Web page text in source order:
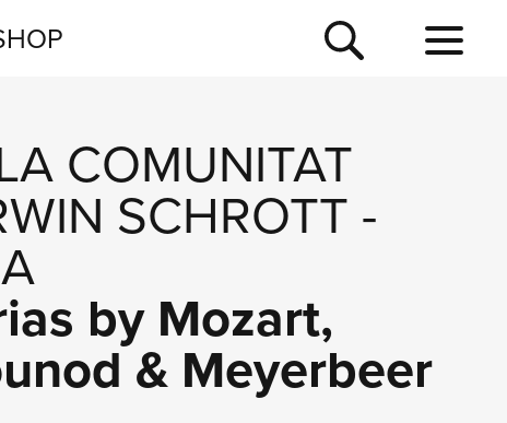
COMUNITAT
SCHROTT-
by Mozart,
& Meyerbeer
NEWS